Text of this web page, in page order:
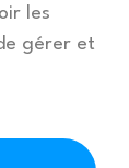
les
gérer et